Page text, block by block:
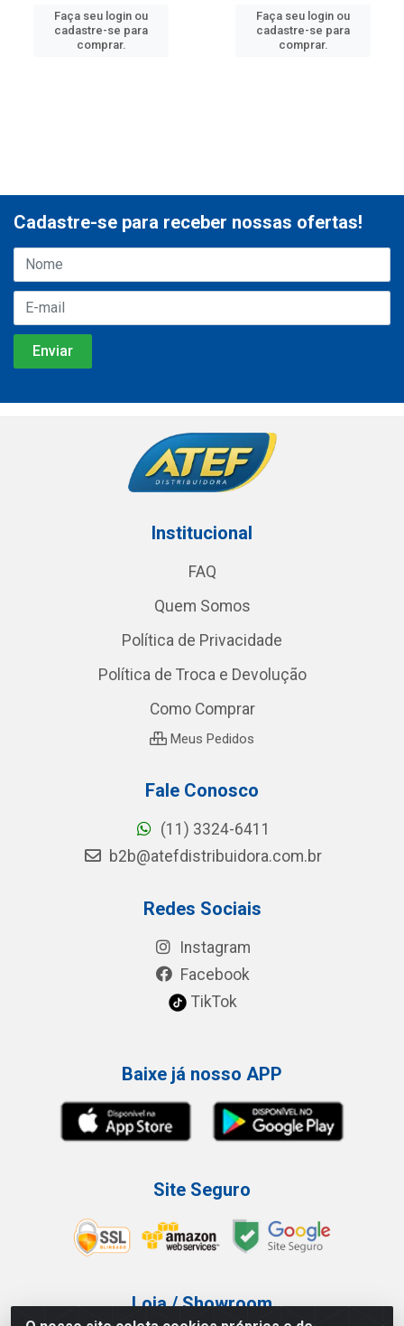
Faça seu login ou
cadastre-se para
comprar.
Faça seu login ou
cadastre-se para
comprar.
Cadastre-se para receber nossas ofertas!
Institucional
FAQ
Quem Somos
Política de Privacidade
Política de Troca e Devolução
Como Comprar
Meus Pedidos
Fale Conosco
(11) 3324-6411
b2b@atefdistribuidora.com.br
Redes Sociais
Instagram
Facebook
TikTok
Baixe já nosso APP
Site Seguro
Loja / Showroom